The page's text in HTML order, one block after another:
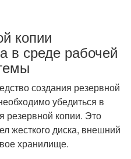
копии
в среде рабочей
создания резервной
убедиться в
резервной копии. Это
жесткого диска, внешний
хранилище.